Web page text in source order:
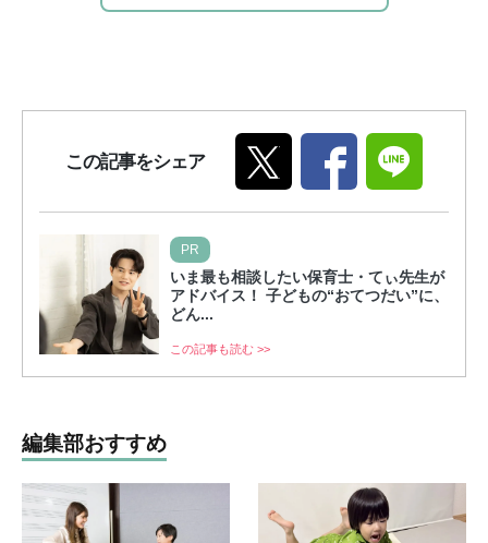
この記事をシェア
PR
いま最も相談したい保育士・てぃ先生が
アドバイス！ 子どもの“おてつだい”に、
どん...
この記事も読む >>
編集部おすすめ